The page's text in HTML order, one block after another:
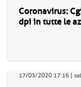
Coronavirus:
dpi in tutte le
17/03/2020 17:16 |